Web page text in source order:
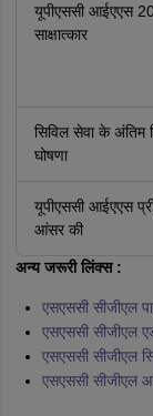
यूपीएससी आईएएस
साक्षात्कार
सिविल सेवा के अंतिम
घोषणा
यूपीएससी आईएएस
आंसर की
अन्य जरूरी लिंक्स :
एसएससी सीजीएल
एसएससी सीजीएल
एसएससी सीजीएल
एसएससी सीजीएल